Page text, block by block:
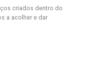
criados dentro do
a acolher e dar